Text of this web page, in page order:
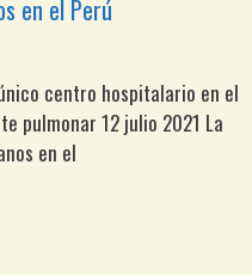
en el Perú
centro hospitalario en el
pulmonar 12 julio 2021 La
en el